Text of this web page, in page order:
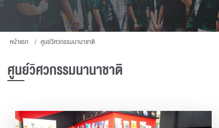
หน้าแรก ศูนย์วิศวกรรมนานาชาติ
ศูนย์วิศวกรรมนานาชาติ